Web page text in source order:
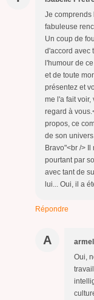
Je comprends
fabuleuse
Un coup de
d'accord avec
l'humour de
et de toute
présentez et
me l'a fait
regard à
propos, ce
de son
Bravo"<br />
pourtant par
avec tant de
lui... Oui, il a
Répondre
A
Oui,